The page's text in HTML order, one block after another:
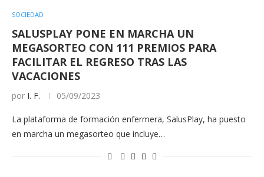
SOCIEDAD
SALUSPLAY PONE EN MARCHA UN
MEGASORTEO CON 111 PREMIOS PARA
FACILITAR EL REGRESO TRAS LAS
VACACIONES
por I. F. 05/09/2023
La plataforma de formación enfermera, SalusPlay, ha puesto
en marcha un megasorteo que incluye…